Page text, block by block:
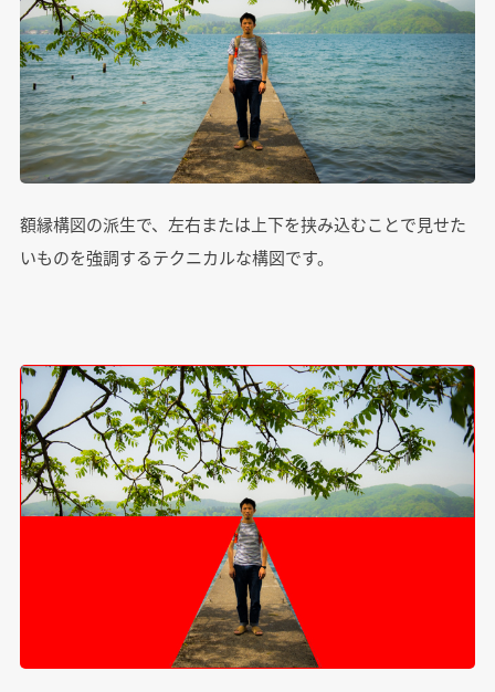
額縁構図の派生で、左右または上下を挟み込むことで見せた
いものを強調するテクニカルな構図です。